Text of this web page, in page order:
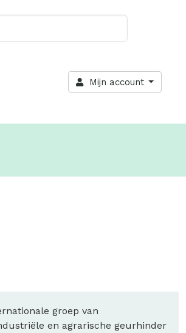
Mijn account
groep van
en agrarische geurhinder